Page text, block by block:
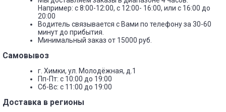
Например: с 8:00-12:00, с 12:00- 16:00, или с 16:00 до
20:00
Водитель связывается с Вами по телефону за 30-60
минут до прибытия.
Минимальный заказ от 15000 руб.
Самовывоз
г. Химки, ул. Молодёжная, д.1
Пп-Пт: с 10:00 до 19:00
Сб-Вс: с 11:00 до 19:00
Доставка в регионы